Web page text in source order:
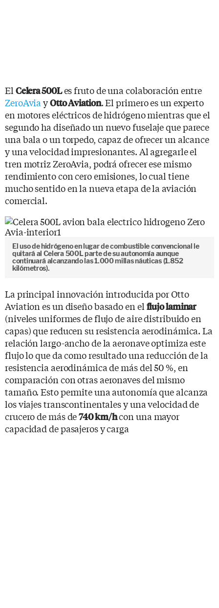
El Celera 500Les fruto de una colaboración entre
ZeroAvia yOtto Aviation. El primero es un experto
en motores eléctricos de hidrógeno mientras que el
segundo ha diseñado un nuevo fuselaje que parece
una bala o un torpedo, capaz de ofrecer un alcance
y una velocidad impresionantes. Al agregarle el
tren motriz ZeroAvia, podrá ofrecer ese mismo
rendimiento con cero emisiones, lo cual tiene
mucho sentido en la nueva etapa de la aviación
comercial.
El uso de hidrógeno en lugar de combustible convencional le
quitará al Celera 500L parte de su autonomía aunque
continuará alcanzando las 1.000 millas náuticas (1.852
kilómetros).
La principal innovación introducida por Otto
Aviation es un diseño basado en el flujo laminar
(niveles uniformes de flujo de aire distribuido en
capas) que reducen su resistencia aerodinámica. La
relación largo-ancho de la aeronave optimiza este
flujo lo que da como resultado una reducción de la
resistencia aerodinámica de más del 50 %, en
comparación con otras aeronaves del mismo
tamaño. Esto permite una autonomía que alcanza
los viajes transcontinentales y una velocidad de
crucero de más de740 km/hcon una mayor
capacidad de pasajeros y carga